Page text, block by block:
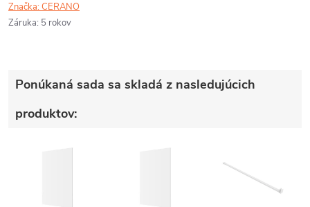
Značka:CERANO
Záruka: 5 rokov
Ponúkaná sada sa skladá z nasledujúcich
produktov: